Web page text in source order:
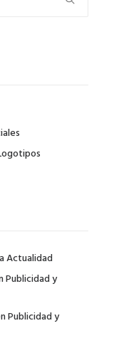
Actualidad
Publicidad y
Publicidad y